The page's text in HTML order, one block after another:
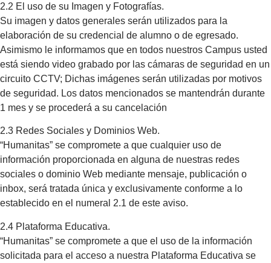
2.2 El uso de su Imagen y Fotografías.
Su imagen y datos generales serán utilizados para la
elaboración de su credencial de alumno o de egresado.
Asimismo le informamos que en todos nuestros Campus usted
está siendo video grabado por las cámaras de seguridad en un
circuito CCTV; Dichas imágenes serán utilizadas por motivos
de seguridad. Los datos mencionados se mantendrán durante
1 mes y se procederá a su cancelación
2.3 Redes Sociales y Dominios Web.
“Humanitas” se compromete a que cualquier uso de
información proporcionada en alguna de nuestras redes
sociales o dominio Web mediante mensaje, publicación o
inbox, será tratada única y exclusivamente conforme a lo
establecido en el numeral 2.1 de este aviso.
2.4 Plataforma Educativa.
“Humanitas” se compromete a que el uso de la información
solicitada para el acceso a nuestra Plataforma Educativa se